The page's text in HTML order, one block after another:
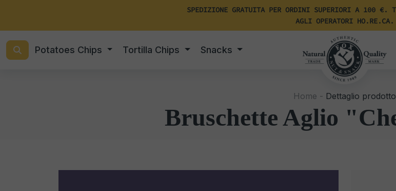
SPEDIZIONE GRATUITA PER ORDINI SUPERIORI A 100 €.
AGLI OPERATORI HO.RE.CA.
Potatoes Chips Tortilla Chips Snacks
Home - Dettaglio prodotto
Bruschette Aglio